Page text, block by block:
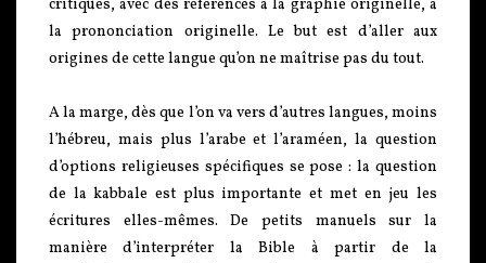
critiques, avec des références à la graphie originelle, à
la prononciation originelle. Le but est d’aller aux
origines de cette langue qu’on ne maîtrise pas du tout.
A la marge, dès que l’on va vers d’autres langues, moins
l’hébreu, mais plus l’arabe et l’araméen, la question
d’options religieuses spécifiques se pose : la question
de la kabbale est plus importante et met en jeu les
écritures elles-mêmes. De petits manuels sur la
manière d’interpréter la Bible à partir de la